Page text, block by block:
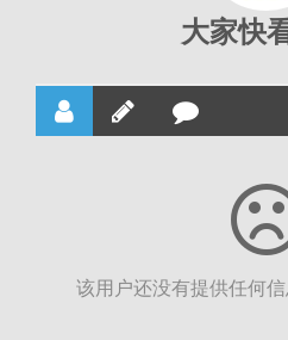
大家快
该用户还没有提供任何信